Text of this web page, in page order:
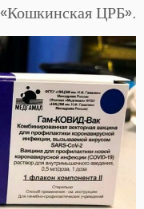
«Кошкинская ЦРБ».